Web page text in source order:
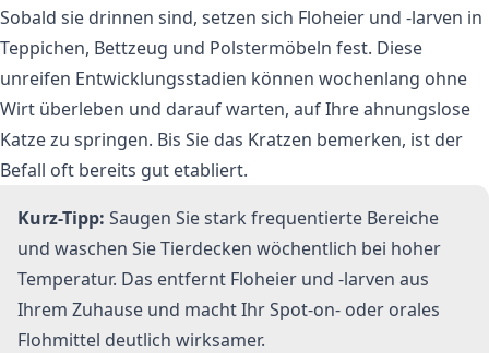
Sobald sie drinnen sind, setzen sich Floheier und -larven in
Teppichen, Bettzeug und Polstermöbeln fest. Diese
unreifen Entwicklungsstadien können wochenlang ohne
Wirt überleben und darauf warten, auf Ihre ahnungslose
Katze zu springen. Bis Sie das Kratzen bemerken, ist der
Befall oft bereits gut etabliert.
Kurz-Tipp: Saugen Sie stark frequentierte Bereiche
und waschen Sie Tierdecken wöchentlich bei hoher
Temperatur. Das entfernt Floheier und -larven aus
Ihrem Zuhause und macht Ihr Spot-on- oder orales
Flohmittel deutlich wirksamer.